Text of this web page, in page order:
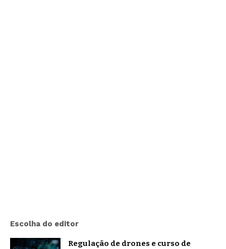
Escolha do editor
Regulação de drones e curso de